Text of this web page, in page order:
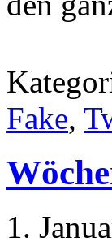
Fake,
1.